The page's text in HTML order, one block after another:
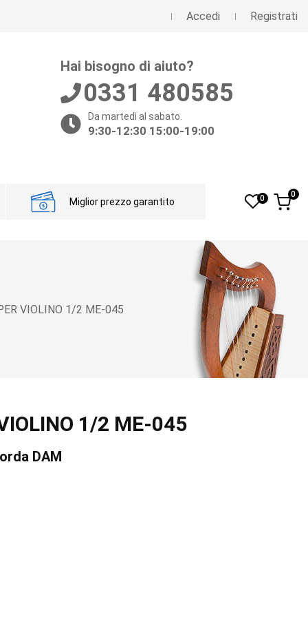
Accedi Registrati
Hai bisogno di aiuto?
0331 480585
Da martedì al sabato.
9:30-12:30 15:00-19:00
Miglior prezzo garantito 0 0
VIOLINO 1/2 ME-045
1/2 ME-045
DAM